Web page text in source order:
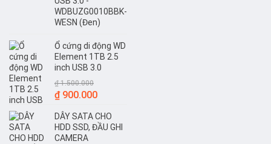
WDBUZG0010BBK-
WESN (Đen)
Ổ cứng di động WD
Element 1TB 2.5
inch USB 3.0
₫1.500.000
Giá
là:
₫ 1.500.000.
₫900.000Giá
tại
là:
DÂY SATA CHO
HDD SSD, ĐẦU GHI
CAMERA